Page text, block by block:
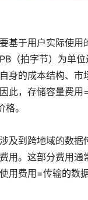
基于用户实际使用
（拍字节）为单
身的成本结构、市
此，存储容量费用
。
及到跨地域的数据
用。这部分费用通
用费用=传输的数